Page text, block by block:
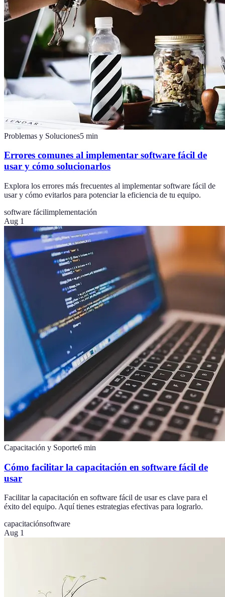
Problemas y Soluciones5 min
Errores comunes al implementar software fácil de
usar y cómo solucionarlos
Explora los errores más frecuentes al implementar software fácil de
usar y cómo evitarlos para potenciar la eficiencia de tu equipo.
software fácilimplementación
Aug 1
Capacitación y Soporte6 min
Cómo facilitar la capacitación en software fácil de
usar
Facilitar la capacitación en software fácil de usar es clave para el
éxito del equipo. Aquí tienes estrategias efectivas para lograrlo.
capacitaciónsoftware
Aug 1